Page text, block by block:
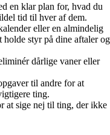
en klar plan for, hvad du
tid til hver af dem.
eller en almindelig
styr på dine aftaler og
dårlige vaner eller
til andre for at
ting.
at sige nej til ting, der ikke